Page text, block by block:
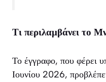
Τι περιλαμβάνει το
Το έγγραφο, που φέρει
Ιουνίου 2026,